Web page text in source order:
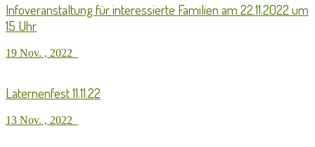
Infoveranstaltung für interessierte Familien am 22.11.2022 um
15 Uhr
19 Nov. , 2022
Laternenfest 11.11.22
13 Nov. , 2022